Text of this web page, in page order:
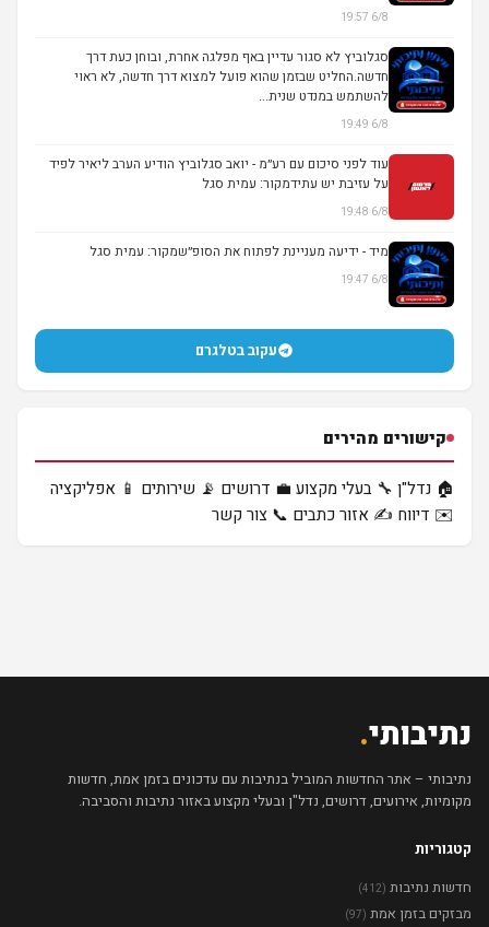
6/8 19:57
סגלוביץ לא סגור עדיין באף מפלגה אחרת, ובוחן כעת דרך
חדשה.החליט שבזמן שהוא פועל למצוא דרך חדשה, לא ראוי
להשתמש במנדט שנית...
6/8 19:49
עוד לפני סיכום עם רע״מ - יואב סגלוביץ הודיע הערב ליאיר לפיד
על עזיבת יש עתידמקור: עמית סגל
6/8 19:48
מיד - ידיעה מעניינת לפתוח את הסופ״שמקור: עמית סגל
6/8 19:47
עקוב בטלגרם
קישורים מהירים
🏠 נדל"ן 🔧 בעלי מקצוע 💼 דרושים 📡 שירותים 📱 אפליקציה
✉️ דיווח ✍️ אזור כתבים 📞 צור קשר
נתיבותי.
נתיבותי – אתר החדשות המוביל בנתיבות עם עדכונים בזמן אמת, חדשות
מקומיות, אירועים, דרושים, נדל"ן ובעלי מקצוע באזור נתיבות והסביבה.
קטגוריות
חדשות נתיבות (412)
מבזקים בזמן אמת (97)